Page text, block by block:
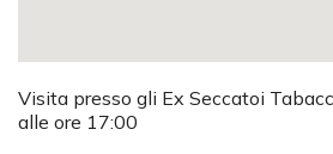
Visita presso gli Ex Seccatoi
alle ore 17:00